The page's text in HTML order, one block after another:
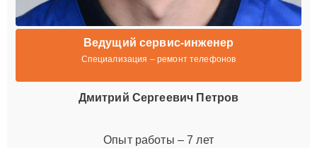
Ведущий сервис-инженер
Специализация – ремонт телефонов
Дмитрий Сергеевич Петров
Опыт работы – 7 лет